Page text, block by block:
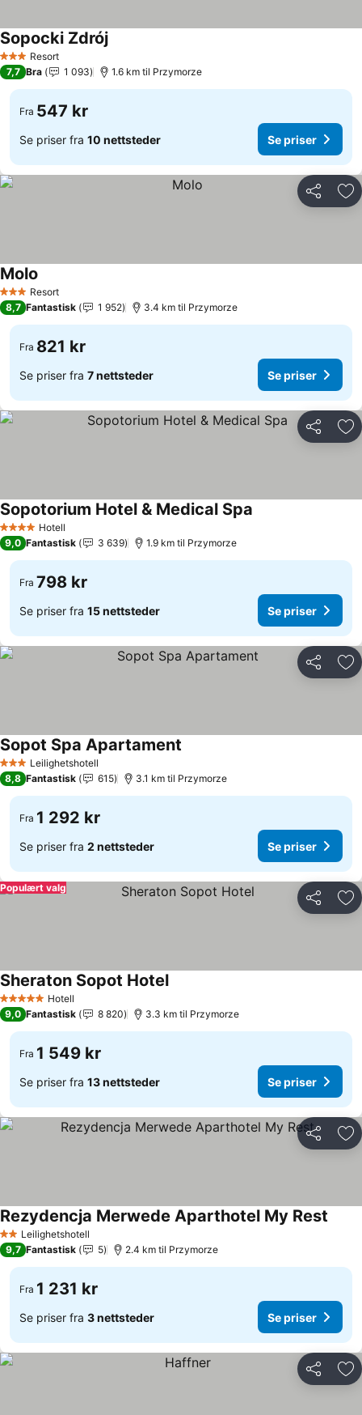
3 StjernerResort
Sopocki ZdrójSe priser
7,7 Bra 1 093 1.6 km til Przymorze
Fra 547 kr
Se priser fra 10 nettsteder Se priser
Del
3 StjernerResort
Molo
8,7 Fantastisk 1 952 3.4 km til Przymorze
Fra 821 kr
Se priser fra 7 nettsteder Se priser
Del
4 StjernerHotell
Sopotorium Hotel & Medical Spa
9,0 Fantastisk 3 639 1.9 km til Przymorze
Fra 798 kr
Se priser fra 15 nettsteder Se priser
Del
3 StjernerLeilighetshotell
Sopot Spa Apartament
8,8 Fantastisk 615 3.1 km til Przymorze
Fra 1 292 kr
Se priser fra 2 nettsteder Se priser
Del
Populært valg
5 Stjerner Hotell
Sheraton Sopot HotelSe priser
9,0 Fantastisk 8 820 3.3 km til Przymorze
Fra 1 549 kr
Se priser fra 13 nettsteder Se priser
Del
2 StjernerLeilighetshotell
Rezydencja Merwede Aparthotel My Rest
9,7 Fantastisk 5 2.4 km til Przymorze
Fra 1 231 kr
Se priser fra 3 nettsteder Se priser
Del